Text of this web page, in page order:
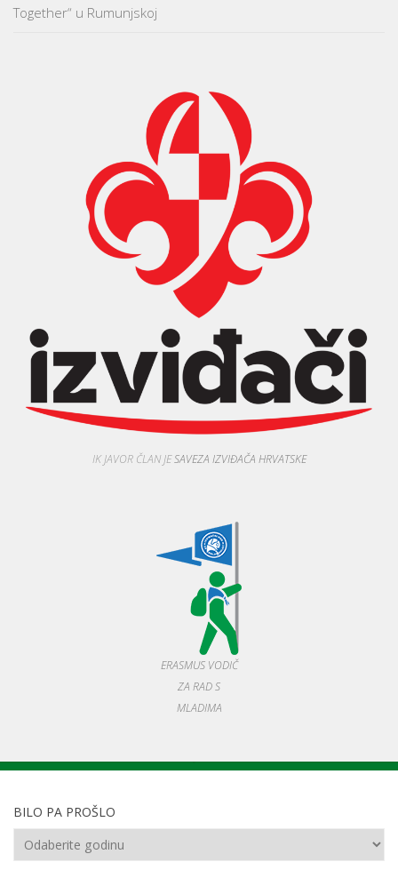
Together“ u Rumunjskoj
IK JAVOR ČLAN JESAVEZA IZVIĐAČA HRVATSKE
ERASMUS VODIČ
ZA RAD S
MLADIMA
BILO PA PROŠLO